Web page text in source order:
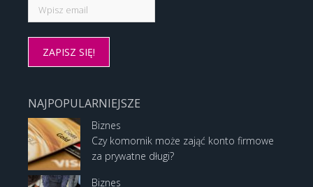
NAJPOPULARNIEJSZE
Biznes
Czy komornik może zająć konto firmowe
za prywatne długi?
Biznes